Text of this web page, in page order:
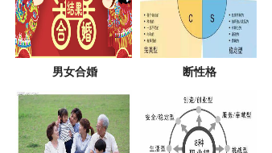
男女合婚 断性格